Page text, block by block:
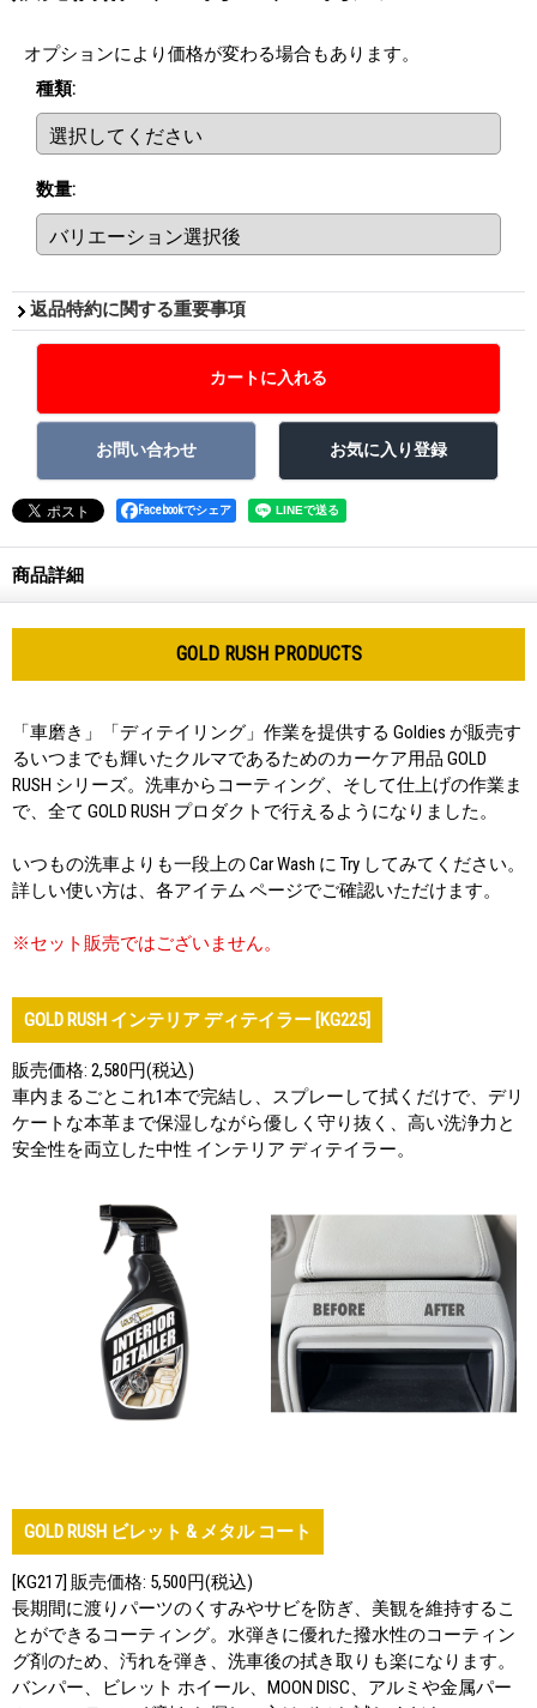
オプションにより価格が変わる場合もあります。
種類:
数量:
返品特約に関する重要事項
Facebookでシェア
商品詳細
GOLD RUSH PRODUCTS
「車磨き」「ディテイリング」作業を提供する Goldies が販売す
るいつまでも輝いたクルマであるためのカーケア用品 GOLD
RUSH シリーズ。洗車からコーティング、そして仕上げの作業ま
で、全て GOLD RUSH プロダクトで行えるようになりました。
いつもの洗車よりも一段上の Car Wash に Try してみてください。
詳しい使い方は、各アイテム ページでご確認いただけます。
※セット販売ではございません。
GOLD RUSH インテリア ディテイラー [KG225]
販売価格: 2,580円(税込)
車内まるごとこれ1本で完結し、スプレーして拭くだけで、デリ
ケートな本革まで保湿しながら優しく守り抜く、高い洗浄力と
安全性を両立した中性 インテリア ディテイラー。
GOLD RUSH ビレット & メタル コート
[KG217] 販売価格: 5,500円(税込)
長期間に渡りパーツのくすみやサビを防ぎ、美観を維持するこ
とができるコーティング。水弾きに優れた撥水性のコーティン
グ剤のため、汚れを弾き、洗車後の拭き取りも楽になります。
バンパー、ビレット ホイール、MOON DISC、アルミや金属パー